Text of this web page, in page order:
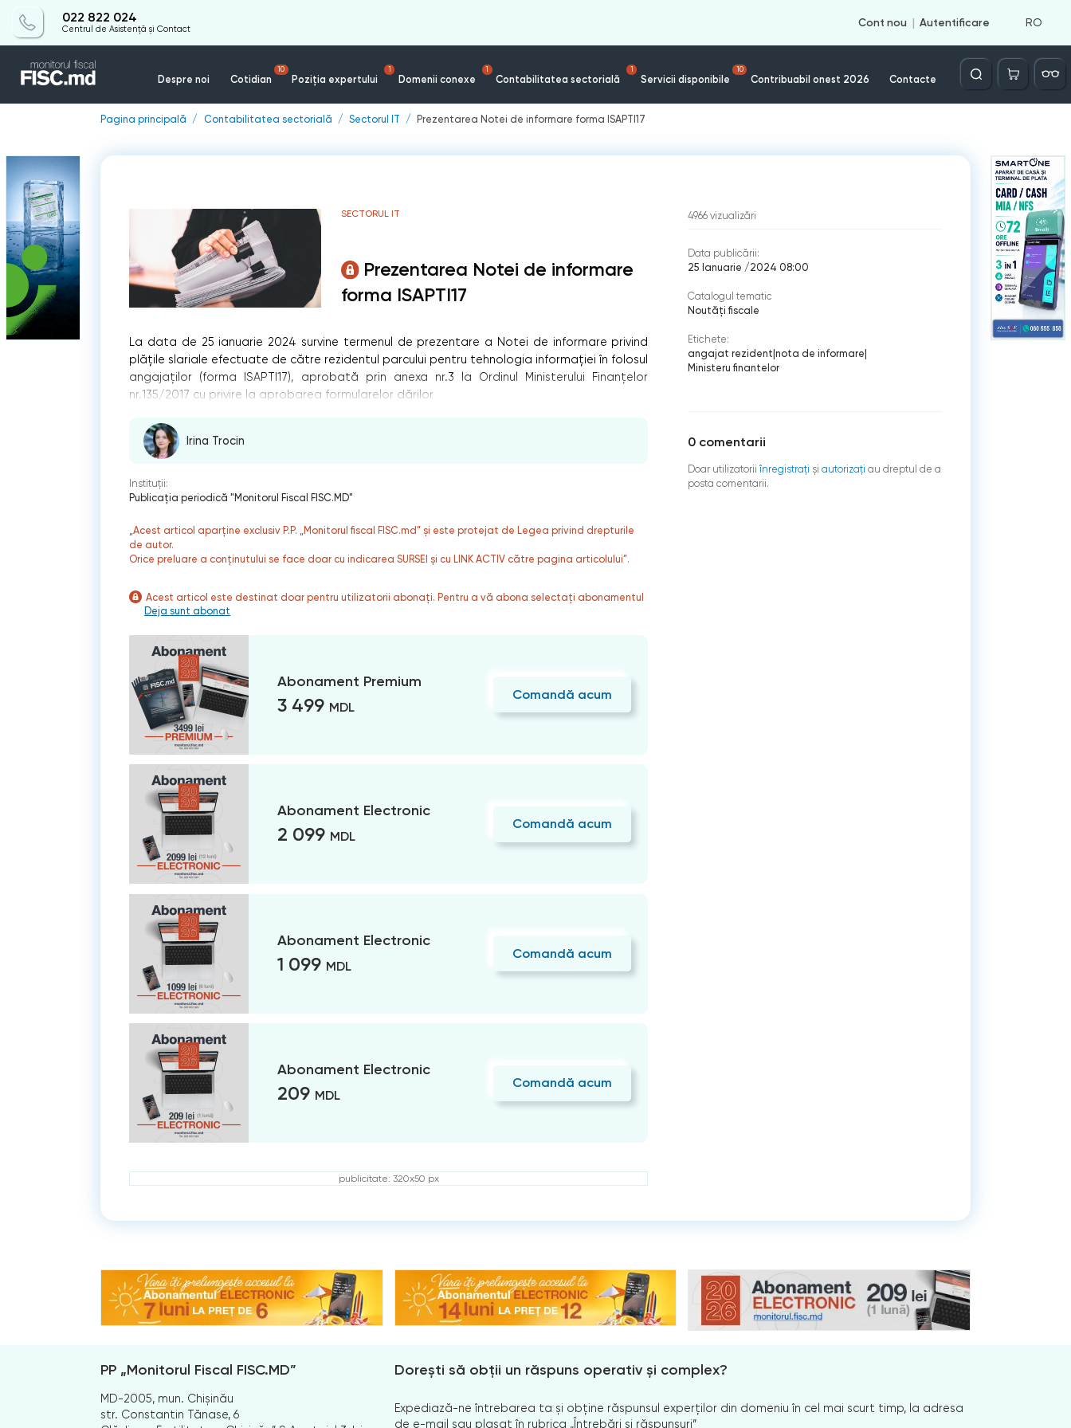
022 822 024
Centrul de Asistență și Contact
Cont nou Autentificare RO
Despre noi Cotidian
10
Poziția expertului
1
Domenii conexe
1
Contabilitatea sectorială
1
Servicii disponibile
10
Contribuabil onest 2026 Contacte
Căutare
Pagina principală Contabilitatea sectorială Sectorul IT Prezentarea Notei de informare forma ISAPTI17
SECTORUL IT
Prezentarea Notei de informare
forma ISAPTI17
La data de 25 ianuarie 2024 survine termenul de prezentare a Notei de informare privind
plățile slariale efectuate de către rezidentul parcului pentru tehnologia informației în folosul
angajaților (forma ISAPTI17), aprobată prin anexa nr.3 la Ordinul Ministerului Finanțelor
nr.135/2017 cu privire la aprobarea formularelor dărilor
Irina Trocin
Instituții:
Publicaţia periodică "Monitorul Fiscal FISC.MD"
„Acest articol aparține exclusiv P.P. „Monitorul fiscal FISC.md” și este protejat de Legea privind drepturile
de autor.
Orice preluare a conținutului se face doar cu indicarea SURSEI și cu LINK ACTIV către pagina articolului”.
Acest articol este destinat doar pentru utilizatorii abonați. Pentru a vă abona selectați abonamentul
Deja sunt abonat
Abonament Premium
3 499 MDL
Comandă acum
Abonament Electronic
2 099 MDL
Comandă acum
Abonament Electronic
1 099 MDL
Comandă acum
Abonament Electronic
209 MDL
Comandă acum
publicitate: 320x50 px
4966 vizualizări
Data publicării:
25 Ianuarie /2024 08:00
Catalogul tematic
Noutăți fiscale
Etichete:
angajat rezident nota de informare
Ministeru finantelor
0 comentarii
Doar utilizatorii înregistraţi şi autorizați au dreptul de a
posta comentarii.
PP „Monitorul Fiscal FISC.MD”
MD-2005, mun. Chișinău
str. Constantin Tănase, 6
Dorești să obții un răspuns operativ și complex?
Expediază-ne întrebarea ta și obține răspunsul experților din domeniu în cel mai scurt timp, la adresa
de e-mail sau plasat în rubrica „Întrebări și răspunsuri”